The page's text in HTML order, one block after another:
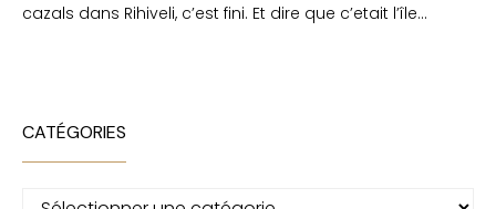
cazals dans Rihiveli, c’est fini. Et dire que c’etait l’île…
CATÉGORIES
Catégories